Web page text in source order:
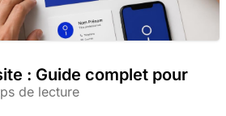
: Guide complet pour
de lecture